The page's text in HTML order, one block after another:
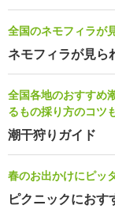
全国のネモフィラが
ネモフィラが見ら
全国各地のおすすめ
るもの採り方のコツ
潮干狩りガイド
春のお出かけにピッ
ピクニックにおす